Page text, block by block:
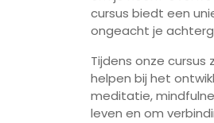
cursus biedt een
ongeacht je
Tijdens onze
helpen bij het
meditatie,
leven en om